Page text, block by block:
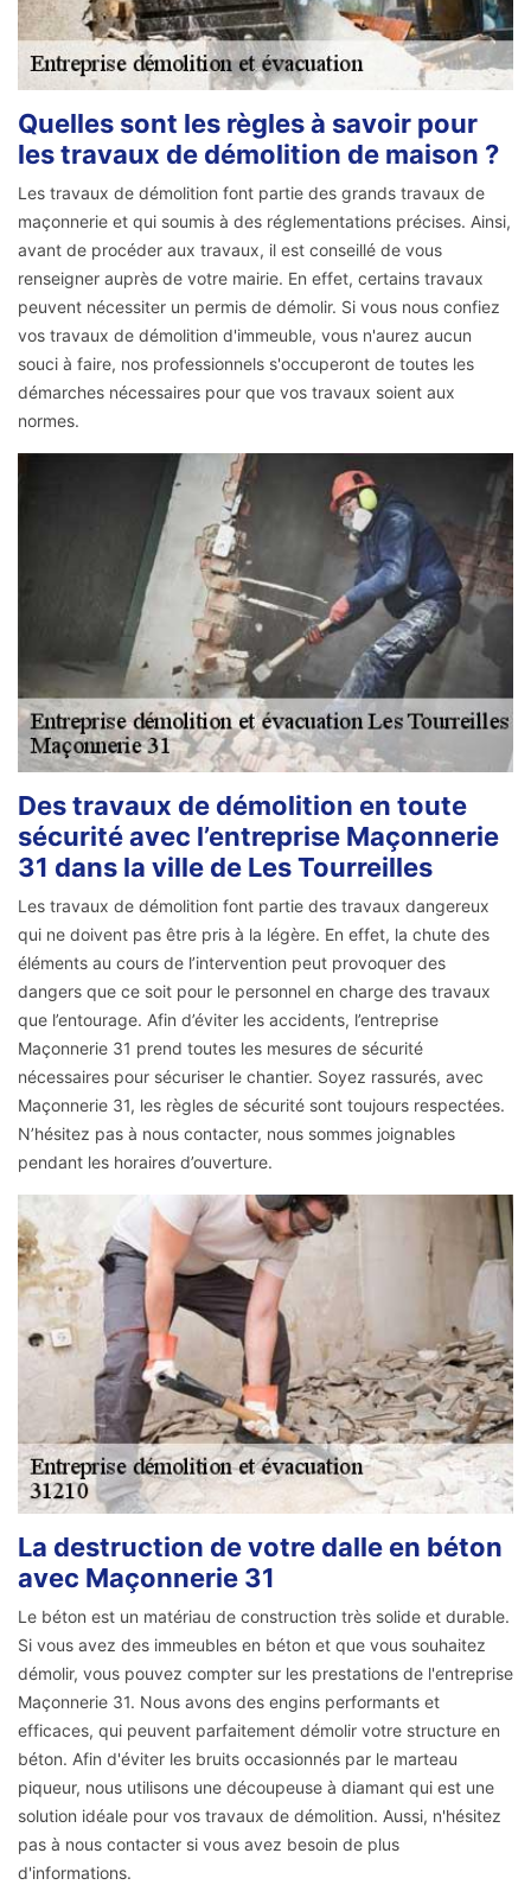
Quelles sont les règles à savoir pour
les travaux de démolition de maison ?
Les travaux de démolition font partie des grands travaux de
maçonnerie et qui soumis à des réglementations précises. Ainsi,
avant de procéder aux travaux, il est conseillé de vous
renseigner auprès de votre mairie. En effet, certains travaux
peuvent nécessiter un permis de démolir. Si vous nous confiez
vos travaux de démolition d'immeuble, vous n'aurez aucun
souci à faire, nos professionnels s'occuperont de toutes les
démarches nécessaires pour que vos travaux soient aux
normes.
Des travaux de démolition en toute
sécurité avec l’entreprise Maçonnerie
31 dans la ville de Les Tourreilles
Les travaux de démolition font partie des travaux dangereux
qui ne doivent pas être pris à la légère. En effet, la chute des
éléments au cours de l’intervention peut provoquer des
dangers que ce soit pour le personnel en charge des travaux
que l’entourage. Afin d’éviter les accidents, l’entreprise
Maçonnerie 31 prend toutes les mesures de sécurité
nécessaires pour sécuriser le chantier. Soyez rassurés, avec
Maçonnerie 31, les règles de sécurité sont toujours respectées.
N’hésitez pas à nous contacter, nous sommes joignables
pendant les horaires d’ouverture.
La destruction de votre dalle en béton
avec Maçonnerie 31
Le béton est un matériau de construction très solide et durable.
Si vous avez des immeubles en béton et que vous souhaitez
démolir, vous pouvez compter sur les prestations de l'entreprise
Maçonnerie 31. Nous avons des engins performants et
efficaces, qui peuvent parfaitement démolir votre structure en
béton. Afin d'éviter les bruits occasionnés par le marteau
piqueur, nous utilisons une découpeuse à diamant qui est une
solution idéale pour vos travaux de démolition. Aussi, n'hésitez
pas à nous contacter si vous avez besoin de plus
d'informations.